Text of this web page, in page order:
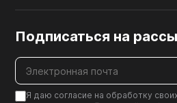
Подписаться на
Я даю согласие на обработку